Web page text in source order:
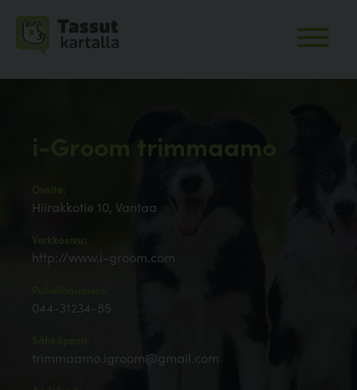
i-Groom trimmaamo
Hiirakkotie 10, Vantaa
Verkkosivu:
http://www.i-groom.com
044-31234-85
trimmaamo.igroom@gmail.com